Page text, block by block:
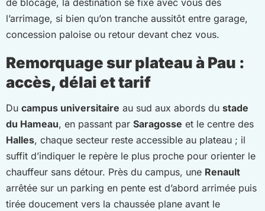
l’arrimage, si bien qu’on tranche aussitôt entre garage,
concession paloise ou retour devant chez vous.
Remorquage sur plateau à Pau :
accès, délai et tarif
Du campus universitaire au sud aux abords du stade
du Hameau, en passant par Saragosse et le centre des
Halles, chaque secteur reste accessible au plateau ; il
suffit d’indiquer le repère le plus proche pour orienter le
chauffeur sans détour. Près du campus, une Renault
arrêtée sur un parking en pente est d’abord arrimée puis
tirée doucement vers la chaussée plane avant le